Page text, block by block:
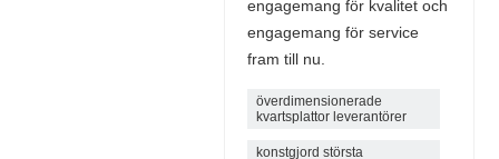
engagemang för kvalitet och
engagemang för service
fram till nu.
överdimensionerade
kvartsplattor leverantörer
konstgjord största